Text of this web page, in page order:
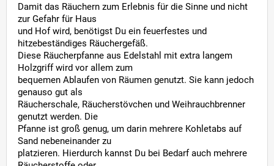
Damit das Räuchern zum Erlebnis für die Sinne und nicht
zur Gefahr für Haus
und Hof wird, benötigst Du ein feuerfestes und
hitzebeständiges Räuchergefäß.
Diese Räucherpfanne aus Edelstahl mit extra langem
Holzgriff wird vor allem zum
bequemen Ablaufen von Räumen genutzt. Sie kann jedoch
genauso gut als
Räucherschale, Räucherstövchen und Weihrauchbrenner
genutzt werden. Die
Pfanne ist groß genug, um darin mehrere Kohletabs auf
Sand nebeneinander zu
platzieren. Hierdurch kannst Du bei Bedarf auch mehrere